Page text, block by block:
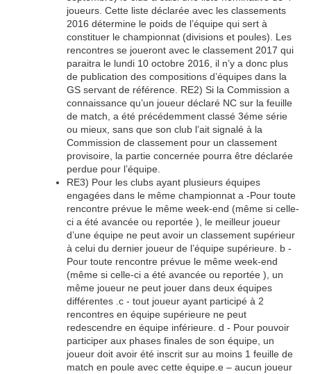
joueurs. Cette liste déclarée avec les classements
2016 détermine le poids de l’équipe qui sert à
constituer le championnat (divisions et poules). Les
rencontres se joueront avec le classement 2017 qui
paraitra le lundi 10 octobre 2016, il n’y a donc plus
de publication des compositions d’équipes dans la
GS servant de référence. RE2) Si la Commission a
connaissance qu’un joueur déclaré NC sur la feuille
de match, a été précédemment classé 3éme série
ou mieux, sans que son club l’ait signalé à la
Commission de classement pour un classement
provisoire, la partie concernée pourra être déclarée
perdue pour l’équipe.
RE3) Pour les clubs ayant plusieurs équipes
engagées dans le même championnat a -Pour toute
rencontre prévue le même week-end (même si celle-
ci a été avancée ou reportée ), le meilleur joueur
d’une équipe ne peut avoir un classement supérieur
à celui du dernier joueur de l’équipe supérieure. b -
Pour toute rencontre prévue le même week-end
(même si celle-ci a été avancée ou reportée ), un
même joueur ne peut jouer dans deux équipes
différentes .c - tout joueur ayant participé à 2
rencontres en équipe supérieure ne peut
redescendre en équipe inférieure. d - Pour pouvoir
participer aux phases finales de son équipe, un
joueur doit avoir été inscrit sur au moins 1 feuille de
match en poule avec cette équipe.e – aucun joueur